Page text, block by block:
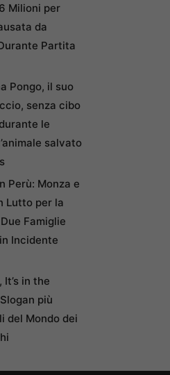
Milioni per
da
Partita
Pongo, il suo
senza cibo
le
salvato
Perù: Monza e
Lutto per la
Famiglie
Incidente
It’s in the
più
del Mondo dei